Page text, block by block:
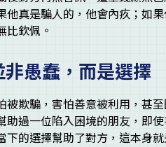
真是騙人的，他會內疚；如
比欽佩。
非愚蠢，而是選擇
被欺騙，害怕善意被利用，甚
助過一位陷入困境的朋友，即
下的選擇幫助了對方，這本身